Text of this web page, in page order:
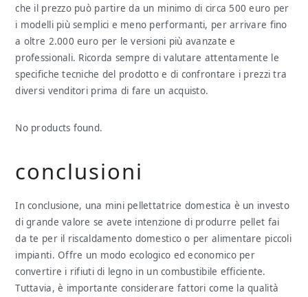
che il prezzo può partire da un minimo di circa 500 euro per
i modelli più semplici e meno performanti, per arrivare fino
a oltre 2.000 euro per le versioni più avanzate e
professionali. Ricorda sempre di valutare attentamente le
specifiche tecniche del prodotto e di confrontare i prezzi tra
diversi venditori prima di fare un acquisto.
No products found.
conclusioni
In conclusione, una mini pellettatrice domestica è un investo
di grande valore se avete intenzione di produrre pellet fai
da te per il riscaldamento domestico o per alimentare piccoli
impianti. Offre un modo ecologico ed economico per
convertire i rifiuti di legno in un combustibile efficiente.
Tuttavia, è importante considerare fattori come la qualità